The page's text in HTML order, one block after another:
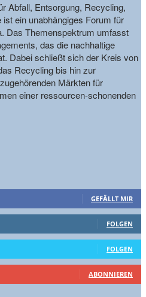
Abfall, Entsorgung, Recycling,
ein unabhängiges Forum für
Das Themenspektrum umfasst
das die nachhaltige
Dabei schließt sich der Kreis von
Recycling bis hin zur
Märkten für
einer ressourcen-schonenden
GEFÄLLT MIR
FOLGEN
FOLGEN
ABONNIEREN